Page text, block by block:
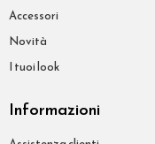
Accessori
Novità
I tuoi look
Informazioni